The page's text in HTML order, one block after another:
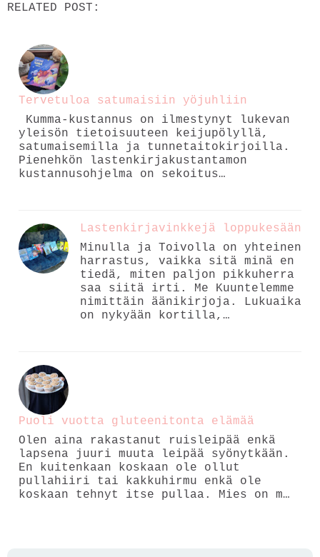
RELATED POST:
Tervetuloa satumaisiin yöjuhliin
Kumma-kustannus on ilmestynyt lukevan
yleisön tietoisuuteen keijupölyllä,
satumaisemilla ja tunnetaitokirjoilla.
Pienehkön lastenkirjakustantamon
kustannusohjelma on sekoitus…
Lastenkirjavinkkejä loppukesään
Minulla ja Toivolla on yhteinen
harrastus, vaikka sitä minä en
tiedä, miten paljon pikkuherra
saa siitä irti. Me Kuuntelemme
nimittäin äänikirjoja. Lukuaika
on nykyään kortilla,…
Puoli vuotta gluteenitonta elämää
Olen aina rakastanut ruisleipää enkä
lapsena juuri muuta leipää syönytkään.
En kuitenkaan koskaan ole ollut
pullahiiri tai kakkuhirmu enkä ole
koskaan tehnyt itse pullaa. Mies on m…